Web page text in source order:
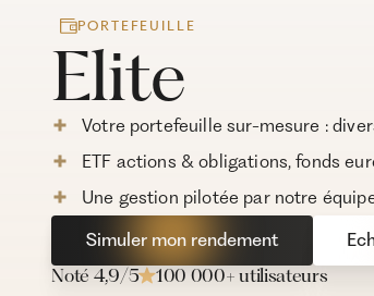
PORTEFEUILLE
Elite
Votre portefeuille sur-mesure :
ETF actions & obligations, fonds
Une gestion pilotée par notre
Simuler mon rendement
Noté 4,9/5
100 000+ utilisateurs